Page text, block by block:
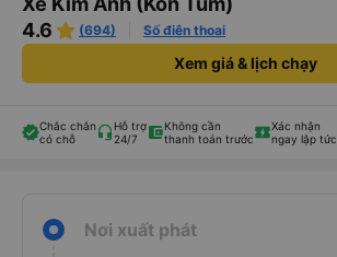
4.6
(694) Số điện thoại
Xem giá & lịch chạy
Chắc chắn
có chỗ
Hỗ trợ
24/7
Không cần
thanh toán trước
Xác nhận
ngay lập tức
Nơi xuất phát